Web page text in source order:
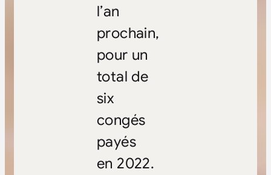
l’an
prochain,
pour un
total de
six
congés
payés
en 2022.